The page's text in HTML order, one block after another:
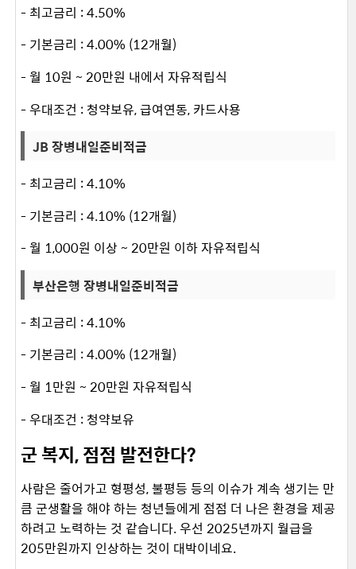
- 최고금리 : 4.50%
- 기본금리 : 4.00% (12개월)
- 월 10원 ~ 20만원 내에서 자유적립식
- 우대조건 : 청약보유, 급여연동, 카드사용
JB 장병내일준비적금
- 최고금리 : 4.10%
- 기본금리 : 4.10% (12개월)
- 월 1,000원 이상 ~ 20만원 이하 자유적립식
부산은행 장병내일준비적금
- 최고금리 : 4.10%
- 기본금리 : 4.00% (12개월)
- 월 1만원 ~ 20만원 자유적립식
- 우대조건 : 청약보유
군 복지, 점점 발전한다?
사람은 줄어가고 형평성, 불평등 등의 이슈가 계속 생기는 만
큼 군생활을 해야 하는 청년들에게 점점 더 나은 환경을 제공
하려고 노력하는 것 같습니다. 우선 2025년까지 월급을
205만원까지 인상하는 것이 대박이네요.